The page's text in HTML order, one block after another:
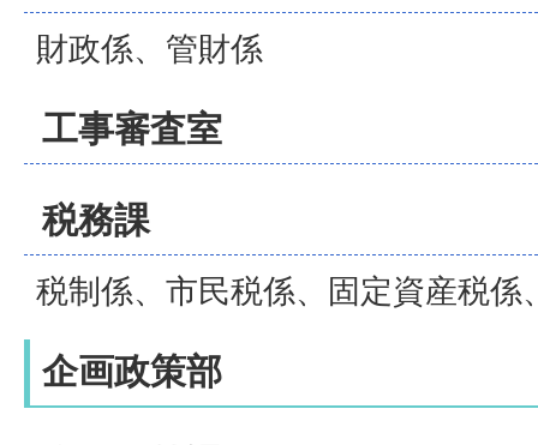
財政係、管財係
工事審査室
税務課
税制係、市民税係、固定資産税係
企画政策部